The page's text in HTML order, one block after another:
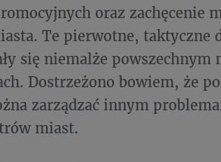
oraz zachęcenie
Te pierwotne, taktyczne
się niemalże powszechnym
Dostrzeżono bowiem, że
zarządzać innym
miast.